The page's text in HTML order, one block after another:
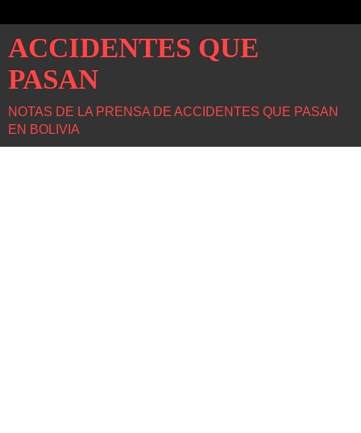
ACCIDENTES QUE
PASAN
NOTAS DE LA PRENSA DE ACCIDENTES QUE PASAN
EN BOLIVIA